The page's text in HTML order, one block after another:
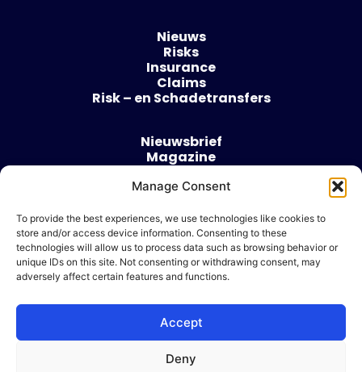
Manage Consent
To provide the best experiences, we use technologies like cookies to
store and/or access device information. Consenting to these
technologies will allow us to process data such as browsing behavior or
unique IDs on this site. Not consenting or withdrawing consent, may
adversely affect certain features and functions.
Accept
Deny
Nieuws
Risks
Insurance
Claims
Risk – en Schadetransfers
Nieuwsbrief
Magazine
Over
Algemene voorwaarden
Cookie beleid
Ik wil adverteren